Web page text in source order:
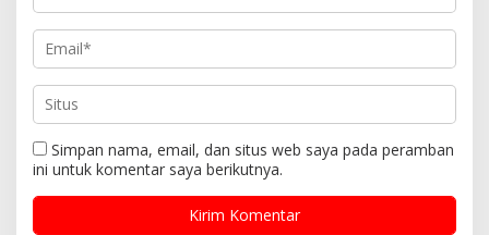
Simpan nama, email, dan situs web saya pada peramban
ini untuk komentar saya berikutnya.